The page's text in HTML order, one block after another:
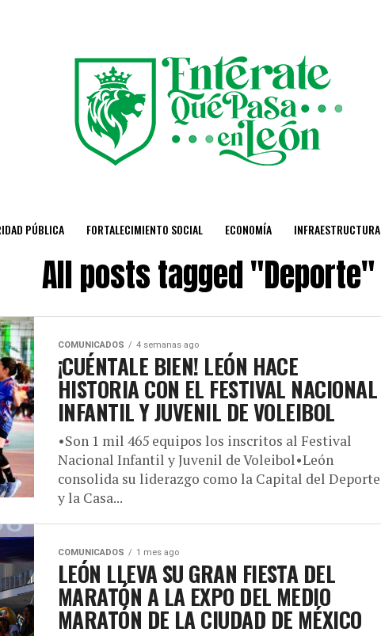
PÚBLICA FORTALECIMIENTO SOCIAL ECONOMÍA INFRAESTRUCTURA
All posts tagged "Deporte"
COMUNICADOS 4 semanas ago
¡CUÉNTALE BIEN! LEÓN HACE
HISTORIA CON EL FESTIVAL NACIONAL
INFANTIL Y JUVENIL DE VOLEIBOL
•Son 1 mil 465 equipos los inscritos al Festival
Nacional Infantil y Juvenil de Voleibol•León
consolida su liderazgo como la Capital del Deporte
y la Casa...
COMUNICADOS 1 mes ago
LEÓN LLEVA SU GRAN FIESTA DEL
MARATÓN A LA EXPO DEL MEDIO
MARATÓN DE LA CIUDAD DE MÉXICO